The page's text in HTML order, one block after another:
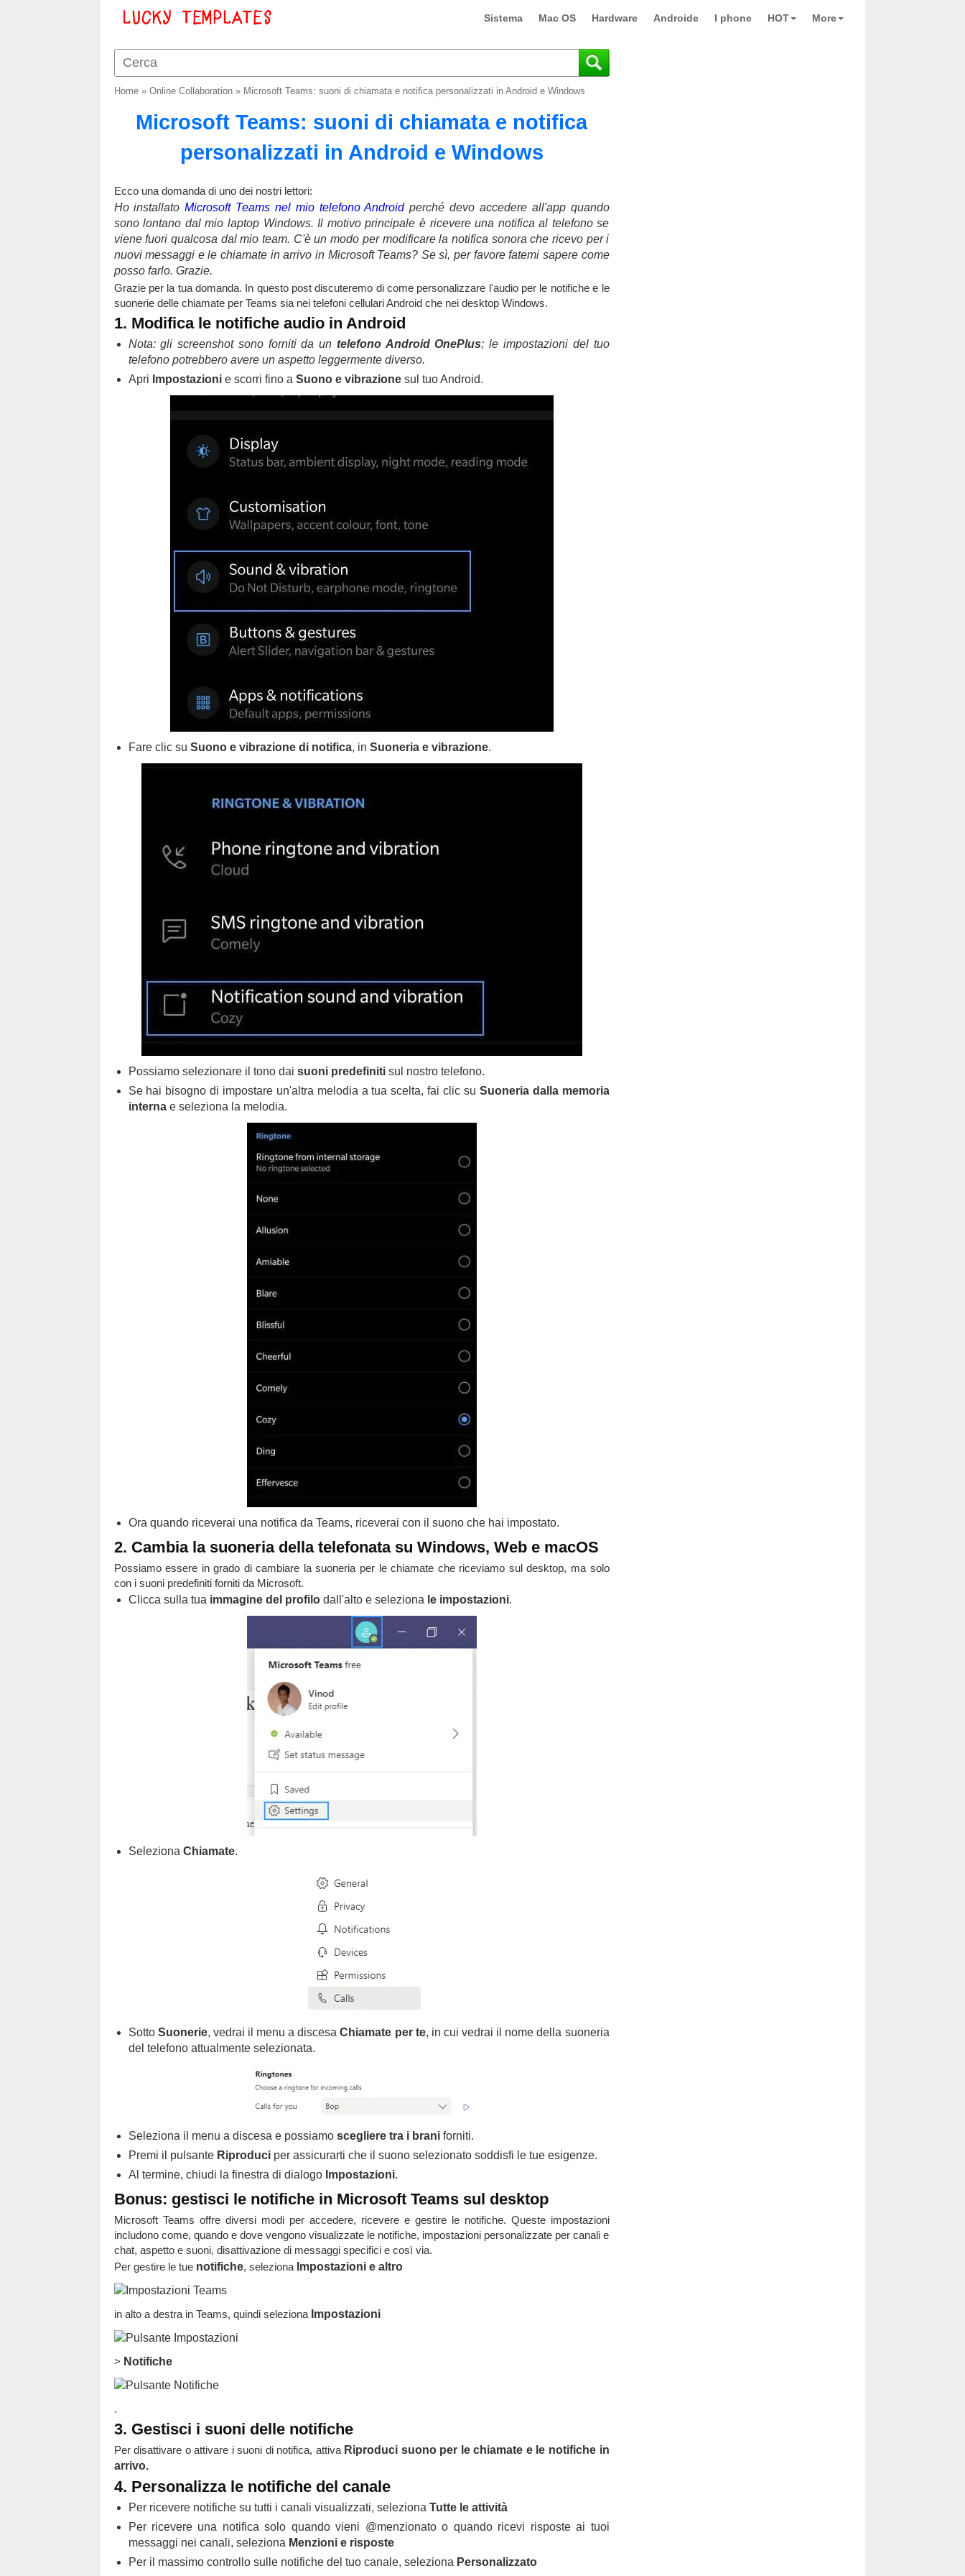
Sistema Mac OS Hardware Androide I phone HOT More
Home» Online Collaboration» Microsoft Teams: suoni di chiamata e notifica personalizzati in Android e Windows
Microsoft Teams: suoni di chiamata e notifica
personalizzati in Android e Windows
Ecco una domanda di uno dei nostri lettori:
Ho installatoMicrosoft Teams nel mio telefono Androidperché devo accedere all'app quando
sono lontano dal mio laptop Windows. Il motivo principale è ricevere una notifica al telefono se
viene fuori qualcosa dal mio team. C'è un modo per modificare la notifica sonora che ricevo per i
nuovi messaggi e le chiamate in arrivo in Microsoft Teams? Se sì, per favore fatemi sapere come
posso farlo. Grazie.
Grazie per la tua domanda. In questo post discuteremo di come personalizzare l'audio per le notifiche e le
suonerie delle chiamate per Teams sia nei telefoni cellulari Android che nei desktop Windows.
1. Modifica le notifiche audio in Android
Nota: gli screenshot sono forniti da un telefono Android OnePlus; le impostazioni del tuo
telefono potrebbero avere un aspetto leggermente diverso.
Apri Impostazionie scorri fino a Suono e vibrazionesul tuo Android.
Fare clic su Suono e vibrazione di notifica, in Suoneria e vibrazione.
Possiamo selezionare il tono dai suoni predefinitisul nostro telefono.
Se hai bisogno di impostare un'altra melodia a tua scelta, fai clic su Suoneria dalla memoria
internae seleziona la melodia.
Ora quando riceverai una notifica da Teams, riceverai con il suono che hai impostato.
2. Cambia la suoneria della telefonata su Windows, Web e macOS
Possiamo essere in grado di cambiare la suoneria per le chiamate che riceviamo sul desktop, ma solo
con i suoni predefiniti forniti da Microsoft.
Clicca sulla tua immagine del profilodall'alto e seleziona le impostazioni.
Seleziona Chiamate.
Sotto Suonerie, vedrai il menu a discesaChiamate per te, in cui vedrai il nome della suoneria
del telefono attualmente selezionata.
Seleziona il menu a discesa e possiamo scegliere tra i braniforniti.
Premi il pulsante Riproduciper assicurarti che il suono selezionato soddisfi le tue esigenze.
Al termine, chiudi la finestra di dialogo Impostazioni.
Bonus: gestisci le notifiche in Microsoft Teams sul desktop
Microsoft Teams offre diversi modi per accedere, ricevere e gestire le notifiche. Queste impostazioni
includono come, quando e dove vengono visualizzate le notifiche, impostazioni personalizzate per canali e
chat, aspetto e suoni, disattivazione di messaggi specifici e così via.
Per gestire le tue notifiche, seleziona Impostazioni e altro
in alto a destra in Teams, quindi seleziona Impostazioni
> Notifiche
.
3. Gestisci i suoni delle notifiche
Per disattivare o attivare i suoni di notifica, attiva Riproduci suono per le chiamate e le notifiche in
arrivo.
4. Personalizza le notifiche del canale
Per ricevere notifiche su tutti i canali visualizzati, seleziona Tutte le attività
Per ricevere una notifica solo quando vieni @menzionato o quando ricevi risposte ai tuoi
messaggi nei canali, seleziona Menzioni e risposte
Per il massimo controllo sulle notifiche del tuo canale, seleziona Personalizzato